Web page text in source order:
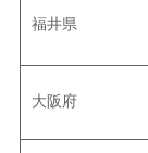
福井県
大阪府